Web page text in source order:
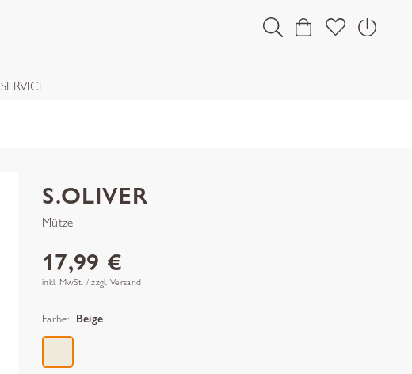
SERVICE
S.OLIVER
Mütze
17,99 €
inkl. MwSt. / zzgl. Versand
Farbe: Beige